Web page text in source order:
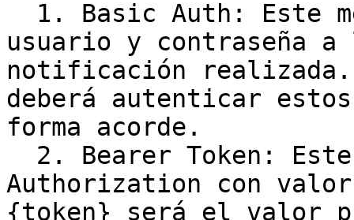
usuario y contraseña
notificación
deberá autenticar
forma acorde.
Authorization con
{token} será el valor